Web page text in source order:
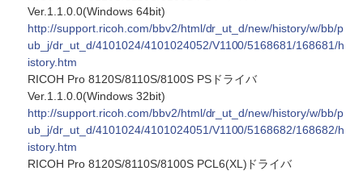
Ver.1.1.0.0(Windows 64bit)
http://support.ricoh.com/bbv2/html/dr_ut_d/new/history/w/bb/p
ub_j/dr_ut_d/4101024/4101024052/V1100/5168681/168681/h
istory.htm
RICOH Pro 8120S/8110S/8100S PSドライバ
Ver.1.1.0.0(Windows 32bit)
http://support.ricoh.com/bbv2/html/dr_ut_d/new/history/w/bb/p
ub_j/dr_ut_d/4101024/4101024051/V1100/5168682/168682/h
istory.htm
RICOH Pro 8120S/8110S/8100S PCL6(XL)ドライバ